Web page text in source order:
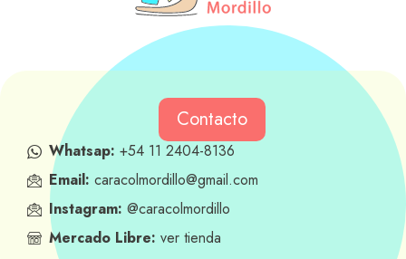
Contacto
Whatsap: +54 11 2404-8136
Email: caracolmordillo@gmail.com
Instagram: @caracolmordillo
Mercado Libre: ver tienda